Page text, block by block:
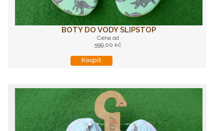
BOTY DO VODY SLIPSTOP
Cena od
599,00 kč
Koupit